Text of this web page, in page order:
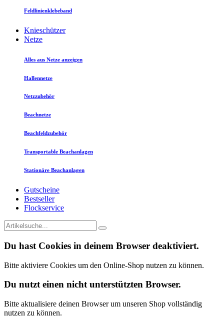
Feldlinienklebeband
Knieschützer
Netze
Alles aus Netze anzeigen
Hallennetze
Netzzubehör
Beachnetze
Beachfeldzubehör
Transportable Beachanlagen
Stationäre Beachanlagen
Gutscheine
Bestseller
Flockservice
Du hast Cookies in deinem Browser deaktiviert.
Bitte aktiviere Cookies um den Online-Shop nutzen zu können.
Du nutzt einen nicht unterstützten Browser.
Bitte aktualisiere deinen Browser um unseren Shop vollständig
nutzen zu können.